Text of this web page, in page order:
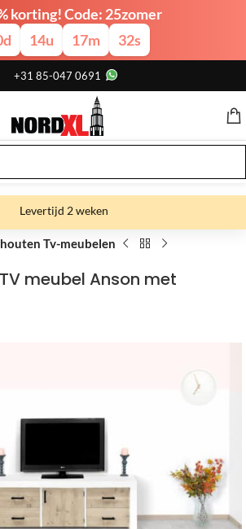
korting! Code: 25zomer
d 14u 17m 31s
+31 85-047 0691
Levertijd 2 weken
Gratis verzending
Gratis afhalen
Tv-meubelen
meubel Anson met